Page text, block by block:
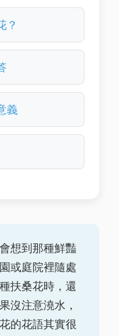
？
義
想到那種鮮豔
或庭院裡隨處
扶桑花時，還
沒注意澆水，
的花語其實很